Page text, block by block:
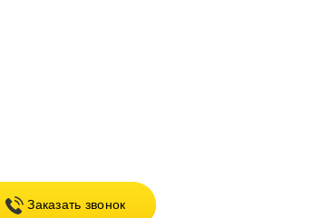
Заказать звонок